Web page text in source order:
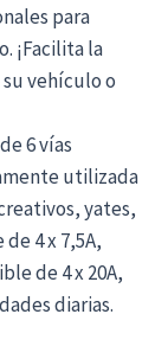
para
¡Facilita la
vehículo o
6 vías
utilizada
yates,
4 x 7,5A,
de 4 x 20A,
diarias.